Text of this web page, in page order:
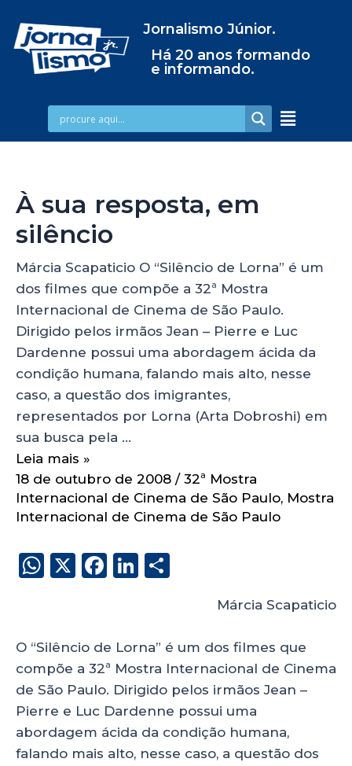
Jornalismo Júnior.
Há 20 anos formando
e informando.
À sua resposta, em
silêncio
Márcia Scapaticio O “Silêncio de Lorna” é um
dos filmes que compõe a 32ª Mostra
Internacional de Cinema de São Paulo.
Dirigido pelos irmãos Jean – Pierre e Luc
Dardenne possui uma abordagem ácida da
condição humana, falando mais alto, nesse
caso, a questão dos imigrantes,
representados por Lorna (Arta Dobroshi) em
sua busca pela …
Leia mais »
18 de outubro de 2008 / 32ª Mostra
Internacional de Cinema de São Paulo, Mostra
Internacional de Cinema de São Paulo
W
ts
A
p
p
X
F
e
b
o
o
k
Li
e
dI
n
re
Márcia Scapaticio
O “Silêncio de Lorna” é um dos filmes que
compõe a 32ª Mostra Internacional de Cinema
de São Paulo. Dirigido pelos irmãos Jean –
Pierre e Luc Dardenne possui uma
abordagem ácida da condição humana,
falando mais alto, nesse caso, a questão dos